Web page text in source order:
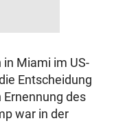
Miami im US-
Entscheidung
des
war in der